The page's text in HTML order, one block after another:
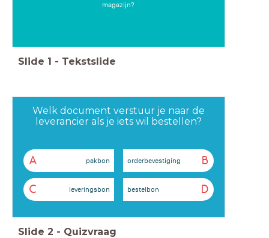
magazijn?
Slide 1 - Tekstslide
Welk document verstuur je naar de
leverancier als je iets wil bestellen?
A pakbon B
orderbevestiging
C leveringsbon D
bestelbon
Slide 2 - Quizvraag